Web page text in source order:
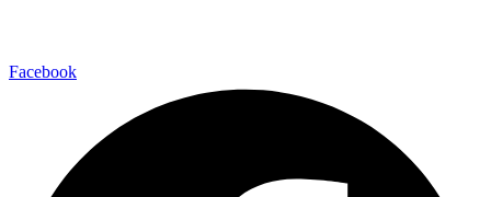
Facebook